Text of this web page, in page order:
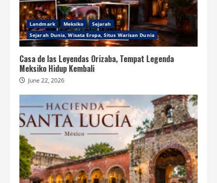
Landmark Meksiko
Sejarah
Sejarah Dunia, Wisata Eropa, Situs Warisan Dunia
Casa de las Leyendas Orizaba, Tempat Legenda
Meksiko Hidup Kembali
June 22, 2026